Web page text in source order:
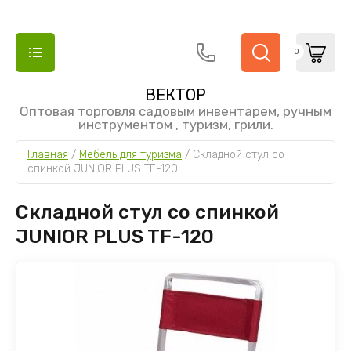
ВЕКТОР
Оптовая торговля садовым инвентарем, ручным
инструментом , туризм, грили.
0
Главная / Мебель для туризма / Складной стул со
спинкой JUNIOR PLUS TF-120
Складной стул со спинкой
JUNIOR PLUS TF-120